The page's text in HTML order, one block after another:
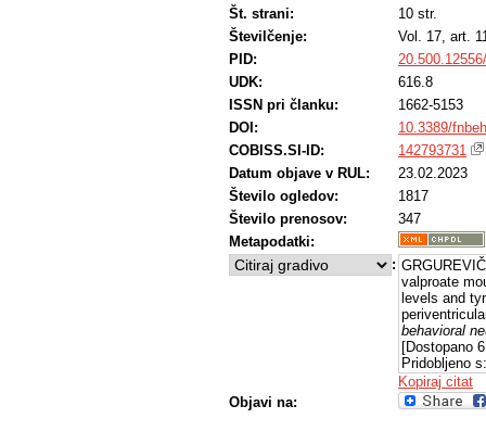
Št. strani:
10 str.
Številčenje:
Vol. 17, art.
PID:
UDK:
616.8
ISSN pri članku:
1662-5153
DOI:
10.3389/
COBISS.SI-ID:
142793731
Datum objave v RUL:
23.02.2023
Število ogledov:
1817
Število prenosov:
347
Metapodatki:
:
valproate
levels and
behavioral
[Dostopano
Pridobljeno
Kopiraj citat
Objavi na: